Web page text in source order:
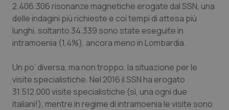
Basilicata
Calabria
Campania
Emilia-Romagna
Artrite & artrosi
Asma & BPCO
Car-T
Colesterolo & coronaropatie
QS Club Newsletter
2.406.306 risonanze magnetiche erogate dal SSN, una
delle indagini più richieste e coi tempi di attesa più
lunghi, soltanto 34.339 sono state eseguite in
intramoenia (1,4%), ancora meno in Lombardia.
Un po’ diversa, ma non troppo, la situazione per le
visite specialistiche. Nel 2016 il SSN ha erogato
31.512.000 visite specialistiche (sì, una ogni due
italiani!), mentre in regime di intramoenia le visite sono